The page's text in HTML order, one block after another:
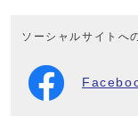
ソーシャルサイトへ